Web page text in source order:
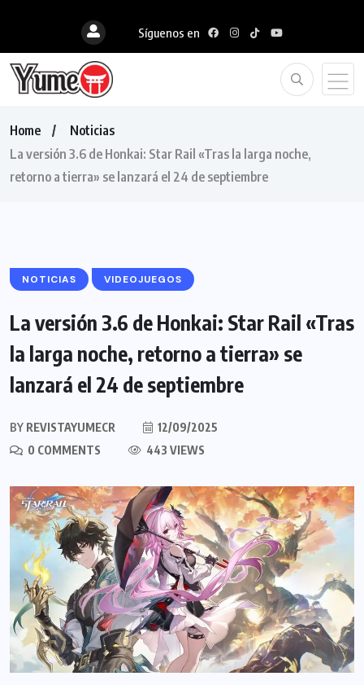
Síguenos en
Home
Noticias
La versión 3.6 de Honkai: Star Rail «Tras la larga noche,
retorno a tierra» se lanzará el 24 de septiembre
NOTICIAS VIDEOJUEGOS
La versión 3.6 de Honkai: Star Rail «Tras
la larga noche, retorno a tierra» se
lanzará el 24 de septiembre
BY REVISTAYUMECR
12/09/2025
0 COMMENTS
443 VIEWS